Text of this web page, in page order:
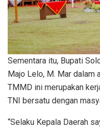
Sementara itu, Bupati
Majo Lelo, M. Mar dalam
TMMD ini merupakan
TNI bersatu dengan
“Selaku Kepala Daerah